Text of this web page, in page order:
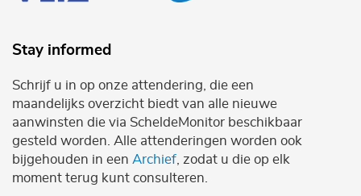
Stay informed
Schrijf u in op onze attendering, die een
maandelijks overzicht biedt van alle nieuwe
aanwinsten die via ScheldeMonitor beschikbaar
gesteld worden. Alle attenderingen worden ook
bijgehouden in een Archief , zodat u die op elk
moment terug kunt consulteren.